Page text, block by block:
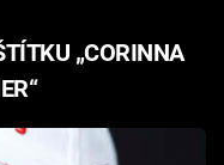
„CORINNA